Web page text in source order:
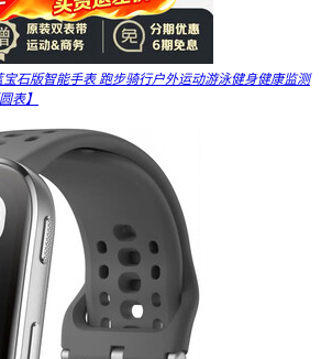
宝石版智能手表 跑步骑行户外运动游泳健身健康监测
表】